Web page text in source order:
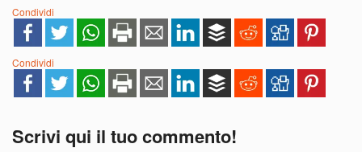
Condividi
Condividi
Scrivi qui il tuo commento!